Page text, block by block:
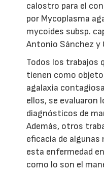
calostro para el
por Mycoplasma
mycoides subsp.
Antonio Sánchez y
Todos los trabajos
tienen como
agalaxia
ellos, se
diagnósticos de
Además, otros
eficacia de algunas
esta enfermedad
como lo son el